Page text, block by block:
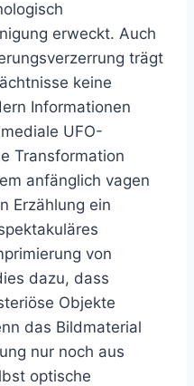
erweckt. Auch
trägt
keine
Informationen
UFO-
Transformation
anfänglich vagen
Erzählung ein
von
dazu, dass
Objekte
das Bildmaterial
nur noch aus
optische